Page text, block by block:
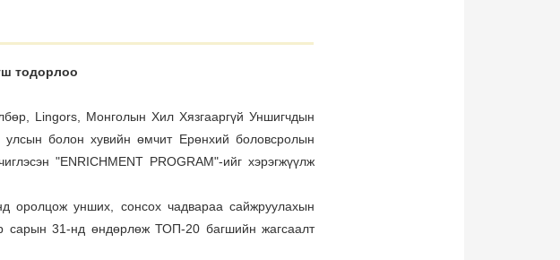
тодорлоо
Lingors, Монголын Хил Хязгааргүй Уншигчдын
болон хувийн өмчит Ерөнхий боловсролын
"ENRICHMENT PROGRAM"-ийг хэрэгжүүлж
оролцож унших, сонсох чадвараа сайжруулахын
сарын 31-нд өндөрлөж ТОП-20 багшийн жагсаалт